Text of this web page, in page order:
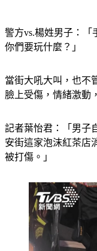
警方vs.楊姓男子：「
你們要玩什麼？」
當街大吼大叫，也不
臉上受傷，情緒激動
記者葉怡君：「男子
安街這家泡沫紅茶店
被打傷。」